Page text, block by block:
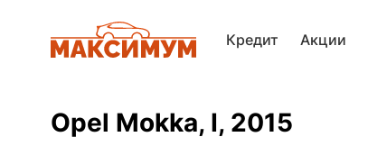
Кредит Акции
Opel Mokka, I, 2015